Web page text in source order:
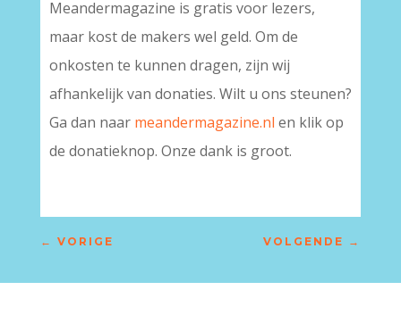
Meandermagazine is gratis voor lezers,
maar kost de makers wel geld. Om de
onkosten te kunnen dragen, zijn wij
afhankelijk van donaties. Wilt u ons steunen?
Ga dan naar meandermagazine.nl en klik op
de donatieknop. Onze dank is groot.
← VORIGE VOLGENDE →